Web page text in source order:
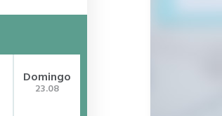
Domingo
23.08